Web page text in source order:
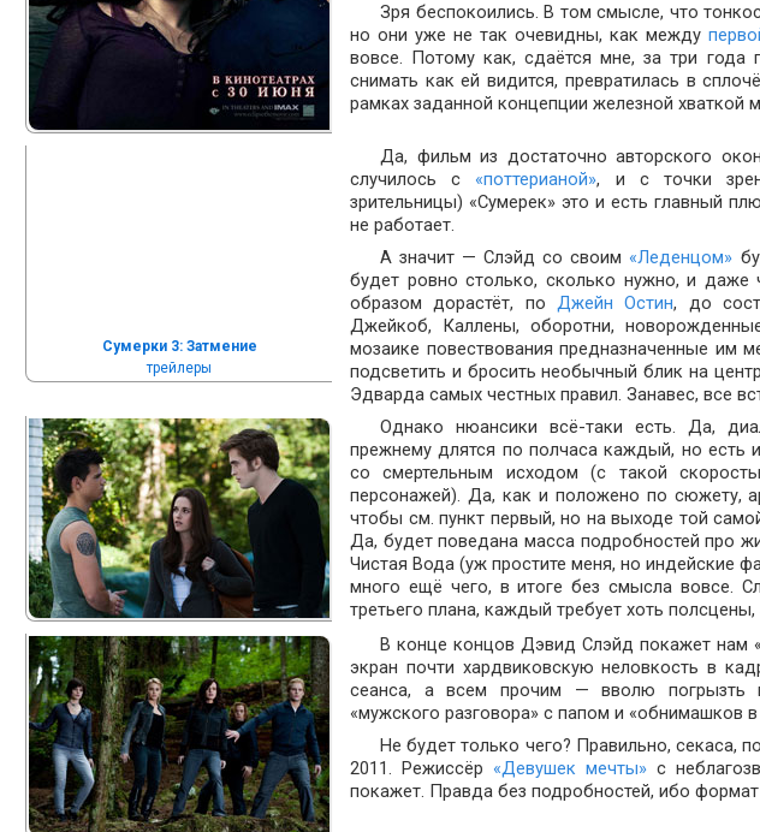
Зря беспокоились. В том смысле, что
но они уже не так очевидны, как между
вовсе. Потому как, сдаётся мне, за три года
снимать как ей видится, превратилась в
рамках заданной концепции железной хваткой
Сумерки 3: Затмение
трейлеры
Да, фильм из достаточно авторского
случилось с «поттерианой», и с точки
зрительницы) «Сумерек» это и есть главный
не работает.
А значит — Слэйд со своим «Леденцом»
будет ровно столько, сколько нужно, и
образом дорастёт, поДжейн Остин, до
Джейкоб, Каллены, оборотни,
мозаике повествования предназначенные им
подсветить и бросить необычный блик на
Эдварда самых честных правил. Занавес, все
Однако нюансики всё-таки есть. Да,
прежнему длятся по полчаса каждый, но
со смертельным исходом (с такой
персонажей). Да, как и положено по сюжету,
чтобы см. пункт первый, но на выходе той
Да, будет поведана масса подробностей про
Чистая Вода (уж простите меня, но индейские
много ещё чего, в итоге без смысла вовсе.
третьего плана, каждый требует хоть
В конце концов Дэвид Слэйд покажет нам
экран почти хардвиковскую неловкость в
сеанса, а всем прочим — вволю погрызть
«мужского разговора» с папом и «обнимашков
Не будет только чего? Правильно, секаса,
2011. Режиссёр «Девушек мечты» с
покажет. Правда без подробностей, ибо формат